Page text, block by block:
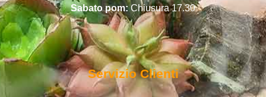
Sabato pom:Chiusura 17.30
Servizio Clienti